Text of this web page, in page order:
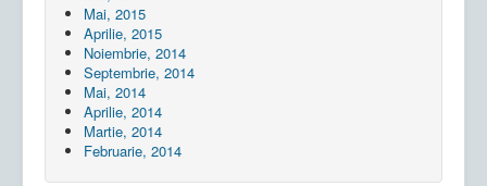
Mai, 2015
Aprilie, 2015
Noiembrie, 2014
Septembrie, 2014
Mai, 2014
Aprilie, 2014
Martie, 2014
Februarie, 2014